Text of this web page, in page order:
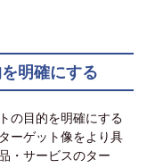
明確にする
の目的を明確にする
ーゲット像をより具
・サービスのター